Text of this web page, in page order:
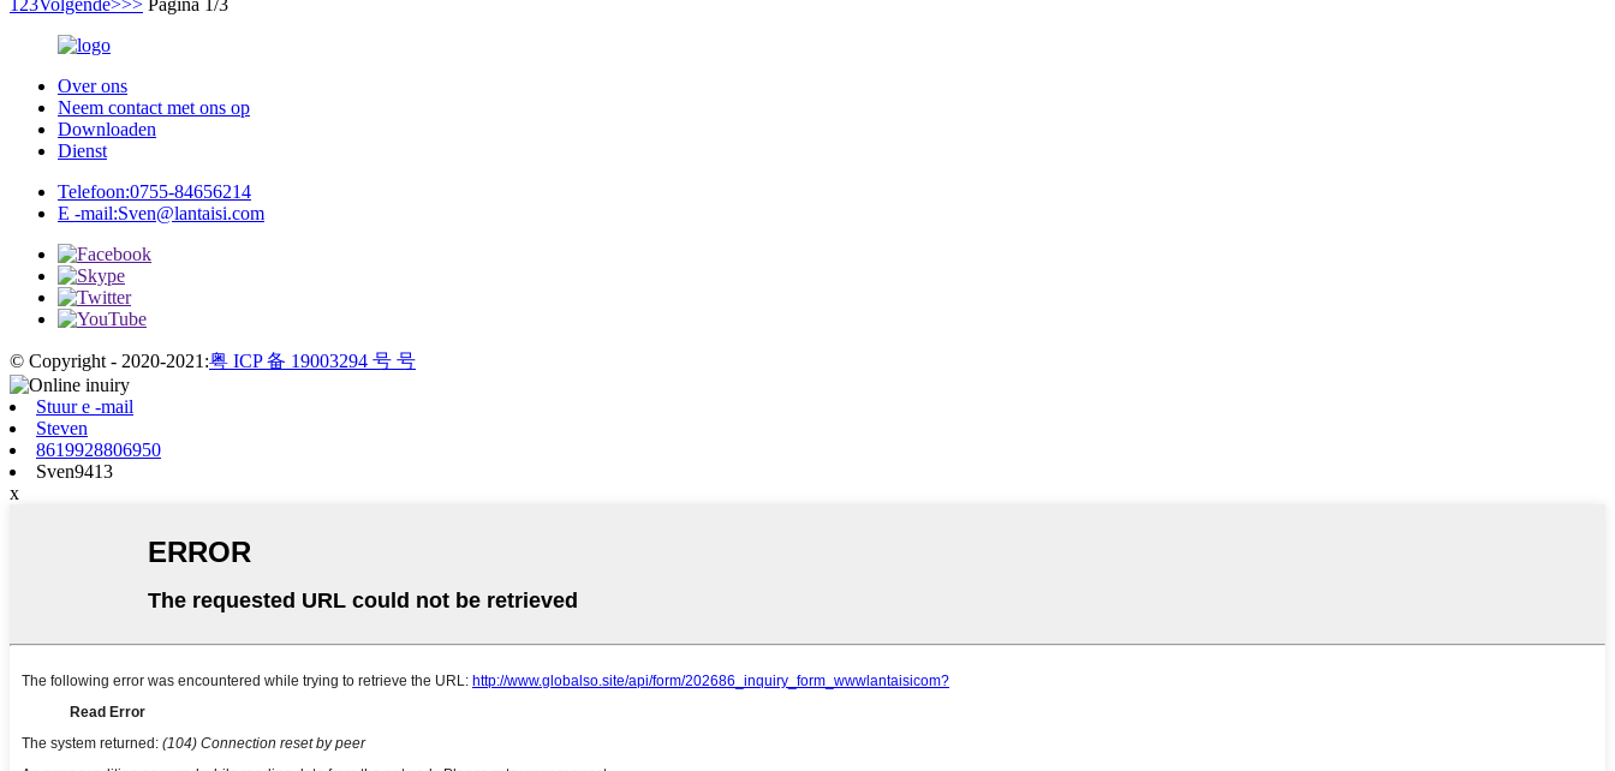
Over ons
Neem contact met ons op
Downloaden
Dienst
Telefoon:0755-84656214
E -mail:Sven@lantaisi.com
© Copyright - 2020-2021:粤 ICP 备 19003294 号 号
Stuur e -mail
Steven
8619928806950
Sven9413
x